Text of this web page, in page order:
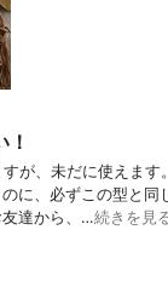
が、未だに使えま
に、必ずこの型と同
達から、…続きを見